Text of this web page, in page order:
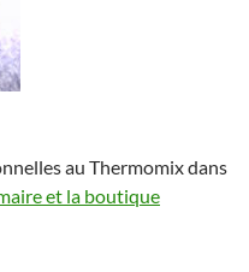
au Thermomix dans
et la boutique